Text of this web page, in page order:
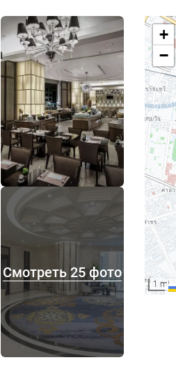
Смотреть 25 фото
Смотреть 25 фото
+
−
1 mi